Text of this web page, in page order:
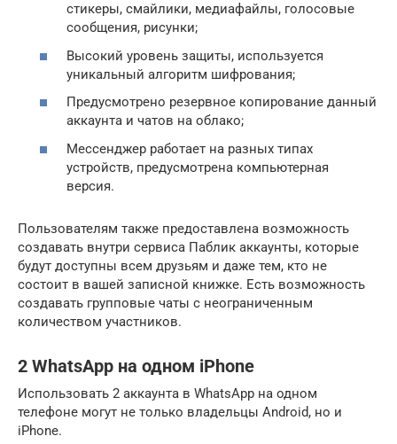
стикеры, смайлики, медиафайлы, голосовые
сообщения, рисунки;
Высокий уровень защиты, используется
уникальный алгоритм шифрования;
Предусмотрено резервное копирование данный
аккаунта и чатов на облако;
Мессенджер работает на разных типах
устройств, предусмотрена компьютерная
версия.
Пользователям также предоставлена возможность
создавать внутри сервиса Паблик аккаунты, которые
будут доступны всем друзьям и даже тем, кто не
состоит в вашей записной книжке. Есть возможность
создавать групповые чаты с неограниченным
количеством участников.
2 WhatsApp на одном iPhone
Использовать 2 аккаунта в WhatsApp на одном
телефоне могут не только владельцы Android, но и
iPhone.